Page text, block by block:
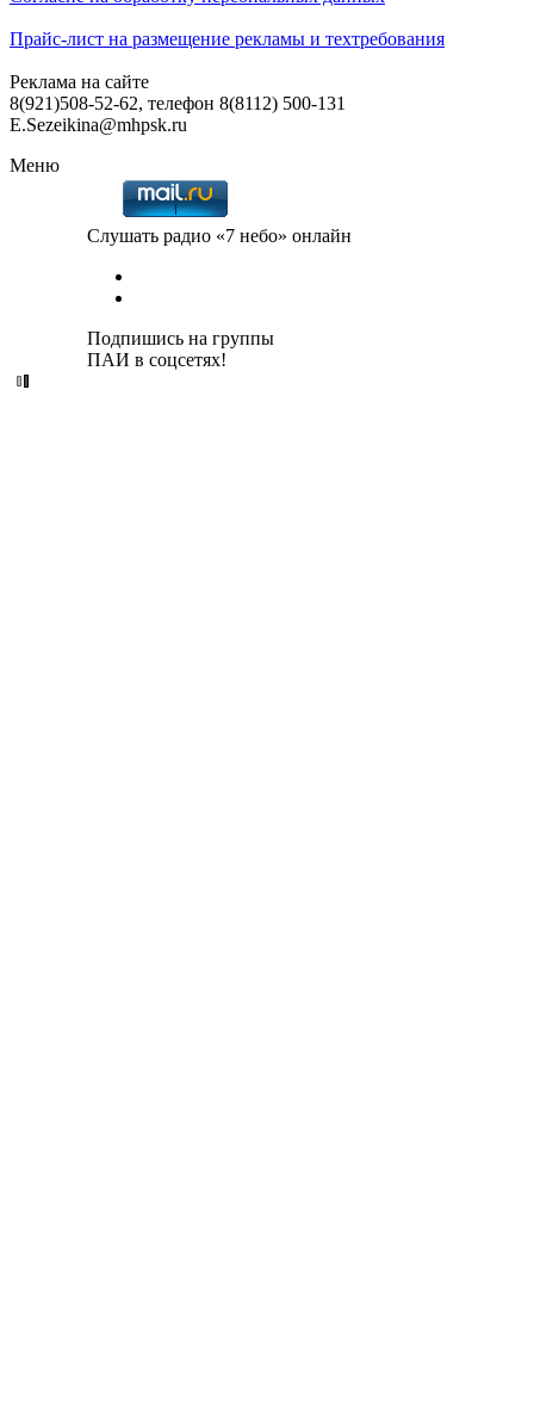
Прайс-лист на размещение рекламы и техтребования
Реклама на сайте
8(921)508-52-62, телефон 8(8112) 500-131
E.Sezeikina@mhpsk.ru
Меню
Слушать радио «7 небо» онлайн
Подпишись на группы
ПАИ в соцсетях!